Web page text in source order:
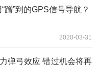
蹭”到的GPS信号导航？
2020-03-31
弹弓效应 错过机会将再